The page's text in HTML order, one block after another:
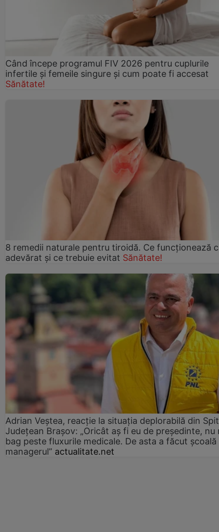
Când începe programul FIV 2026 pentru cuplurile
infertile şi femeile singure şi cum poate fi accesat
Sănătate!
8 remedii naturale pentru tiroidă. Ce funcționează
adevărat și ce trebuie evitat Sănătate!
Adrian Veștea, reacție la situația deplorabilă din
Județean Brașov: „Oricât aș fi eu de președinte, nu
bag peste fluxurile medicale. De asta a făcut școală
managerul” actualitate.net